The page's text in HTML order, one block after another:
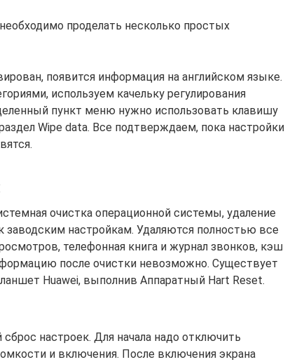
проделать несколько простых
появится информация на английском языке.
используем качельку регулирования
пункт меню нужно использовать клавишу
Wipe data. Все подтверждаем, пока настройки
очистка операционной системы, удаление
настройкам. Удаляются полностью все
телефонная книга и журнал звонков, кэш
после очистки невозможно. Существует
Huawei, выполнив Аппаратный Hart Reset.
настроек. Для начала надо отключить
и включения. После включения экрана